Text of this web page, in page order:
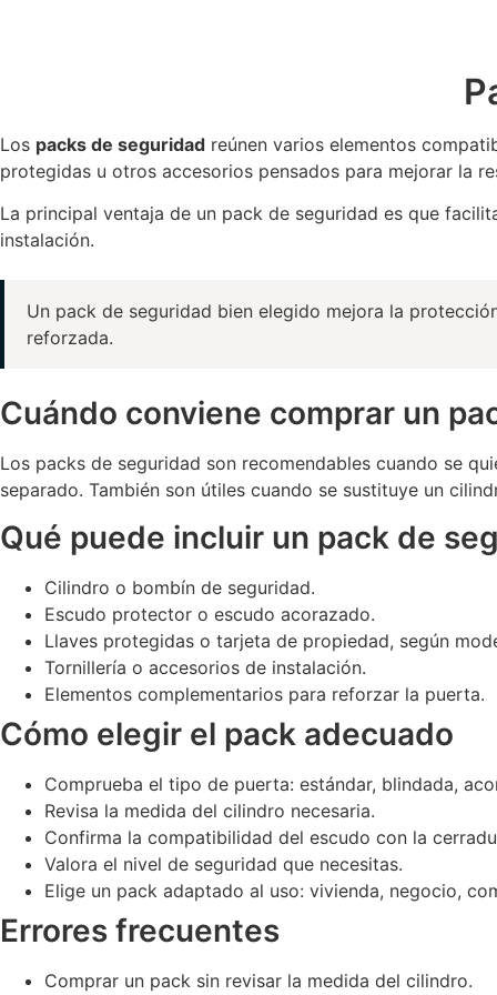
Los packs de seguridad reúnen varios elementos
protegidas u otros accesorios pensados para mejorar la
La principal ventaja de un pack de seguridad es que
instalación.
Un pack de seguridad bien elegido mejora la
reforzada.
Cuándo conviene comprar un
Los packs de seguridad son recomendables cuando se
separado. También son útiles cuando se sustituye un
Qué puede incluir un pack de
Cilindro o bombín de seguridad.
Escudo protector o escudo acorazado.
Llaves protegidas o tarjeta de propiedad, según
Tornillería o accesorios de instalación.
Elementos complementarios para reforzar la puerta.
Cómo elegir el pack adecuado
Comprueba el tipo de puerta: estándar, blindada,
Revisa la medida del cilindro necesaria.
Confirma la compatibilidad del escudo con la
Valora el nivel de seguridad que necesitas.
Elige un pack adaptado al uso: vivienda, negocio,
Errores frecuentes
Comprar un pack sin revisar la medida del cilindro.